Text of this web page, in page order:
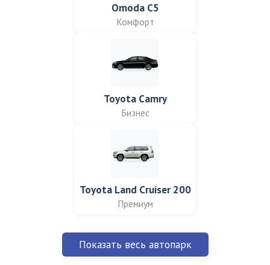
Omoda C5
Комфорт
Toyota Camry
Бизнес
Toyota Land Cruiser 200
Премиум
Показать весь автопарк